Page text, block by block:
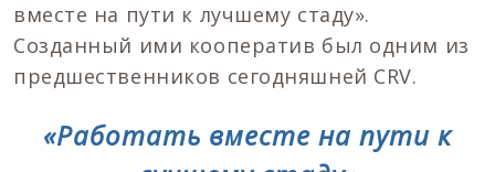
вместе на пути к лучшему стаду».
Созданный ими кооператив был одним из
предшественников сегодняшней CRV.
«Работать вместе на пути к